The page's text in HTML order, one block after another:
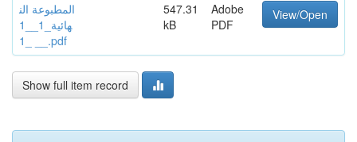
المطبوعة الن
هائية_1__1
_ _1_.pdf
547.31
kB
Adobe
PDF
View/Open
Show full item record